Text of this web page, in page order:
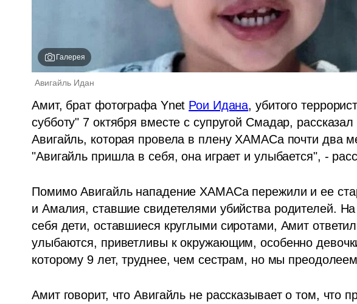
Галерея
Авигайль Идан
Амит, брат фотографа Ynet Рои Идана, убитого
субботу" 7 октября вместе с супругой Смадар,
Авигайль, которая провела в плену ХАМАСа почти два
"Авигайль пришла в себя, она играет и улыбается", -
Помимо Авигайль нападение ХАМАСа пережили и ее
и Амалия, ставшие свидетелями убийства родителей.
себя дети, оставшиеся круглыми сиротами, Амит
улыбаются, приветливы к окружающим, особенно
которому 9 лет, труднее, чем сестрам, но мы
Амит говорит, что Авигайль не рассказывает о том, что